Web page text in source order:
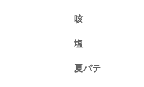
咳
塩
夏バテ